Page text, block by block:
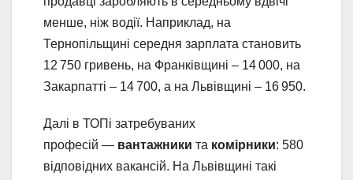
менше, ніж водії. Наприклад, на
Тернопільщині середня зарплата становить
12 750 гривень, на Франківщині – 14 000, на
Закарпатті – 14 700, а на Львівщині – 16 950.
Далі в ТОПі затребуваних
професій — вантажники та комірники: 580
відповідних вакансій. На Львівщині такі